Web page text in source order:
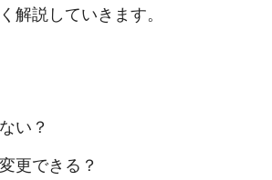
解説していきます。
い？
更できる？